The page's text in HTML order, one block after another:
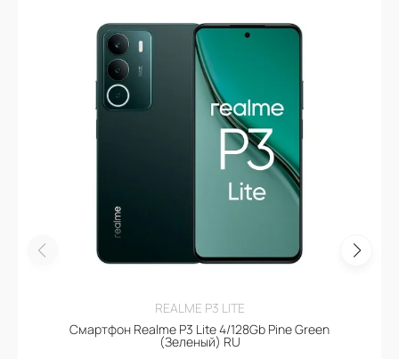
REALME P3 LITE
Смартфон Realme P3 Lite 4/128Gb Pine Green
(Зеленый) RU